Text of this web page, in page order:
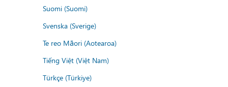
Suomi (Suomi)
Svenska (Sverige)
Te reo Māori (Aotearoa)
Tiếng Việt (Việt Nam)
Türkçe (Türkiye)